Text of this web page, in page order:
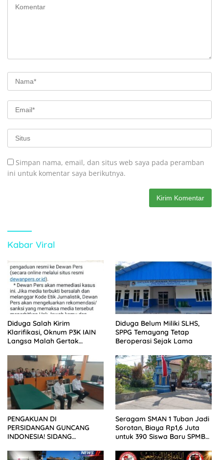
Simpan nama, email, dan situs web saya pada peramban
ini untuk komentar saya berikutnya.
Kabar Viral
Diduga Salah Kirim
Klarifikasi, Oknum P3K IAIN
Langsa Malah Gertak
Diduga Belum Miliki SLHS,
SPPG Temayang Tetap
Beroperasi Sejak Lama
PENGAKUAN DI
PERSIDANGAN GUNCANG
INDONESIA! SIDANG
KELUARGA KORBAN
Seragam SMAN 1 Tuban Jadi
Sorotan, Biaya Rp1,6 Juta
untuk 390 Siswa Baru SPMB